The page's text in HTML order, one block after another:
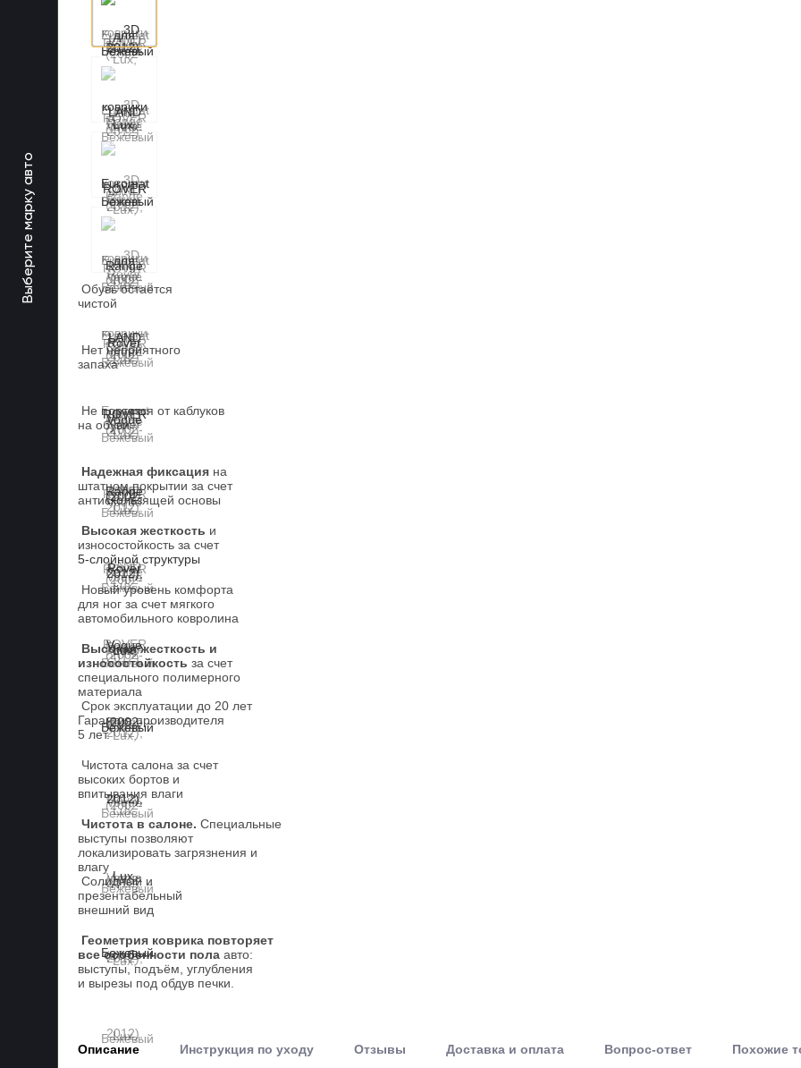
Выберите марку авто
Обувь остаётся
чистой
Нет неприятного
запаха
Не портятся от каблуков
на обуви
Надежная фиксация на
штатном покрытии за счет
антискользящей основы
Высокая жесткость и
износостойкость за счет
5-слойной структуры
Новый уровень комфорта
для ног за счет мягкого
автомобильного ковролина
Высокая жесткость и
износостойкость за счет
специального полимерного
материала
Срок эксплуатации до 20 лет
Гарантия производителя
5 лет.
Чистота салона за счет
высоких бортов и
впитывания влаги
Чистота в салоне. Специальные
выступы позволяют
локализировать загрязнения и
влагу
Солидный и
презентабельный
внешний вид
Геометрия коврика повторяет
все особенности пола авто:
выступы, подъём, углубления
и вырезы под обдув печки.
Описание Инструкция по уходу Отзывы Доставка и оплата Вопрос-ответ Похожие